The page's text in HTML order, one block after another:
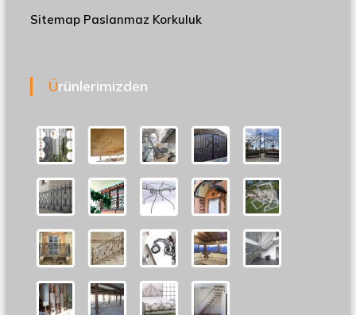
Sitemap Paslanmaz Korkuluk
Ürünlerimizden